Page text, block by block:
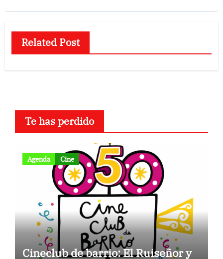
Related Post
Te has perdido
Agenda Cine
Cineclub de barrio: El Ruiseñor y